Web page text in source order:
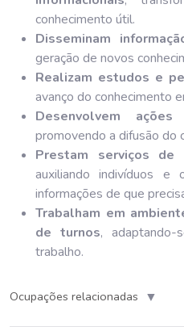
conhecimento útil.
Disseminam
geração de novos
Realizam estudos e
avanço do conhecimento
Desenvolvem
promovendo a difusão do
Prestam serviços de
auxiliando indivíduos e
informações de que
Trabalham em
de turnos,
trabalho.
Ocupações relacionadas ▼